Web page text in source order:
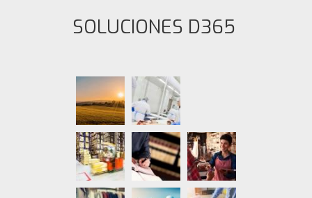
SOLUCIONES D365